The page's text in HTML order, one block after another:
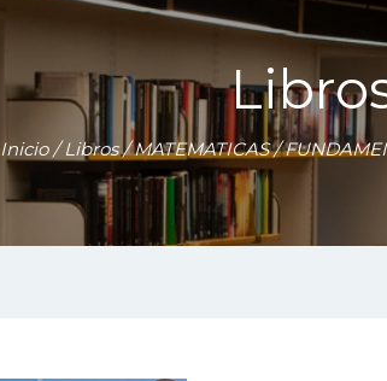
Inicio/Libros/MATEMATICAS/